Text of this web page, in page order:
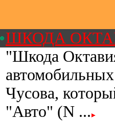
ШКОДА
"Шкода
Чусова,
"Авто" (N ...